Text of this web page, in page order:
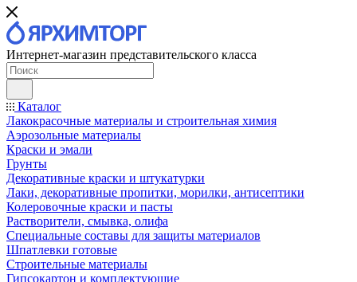
Интернет-магазин представительского класса
Каталог
Лакокрасочные материалы и строительная химия
Аэрозольные материалы
Краски и эмали
Грунты
Декоративные краски и штукатурки
Лаки, декоративные пропитки, морилки, антисептики
Колеровочные краски и пасты
Растворители, смывка, олифа
Специальные составы для защиты материалов
Шпатлевки готовые
Строительные материалы
Гипсокартон и комплектующие